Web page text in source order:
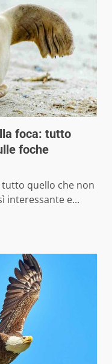
foca: tutto
foche
tutto quello che non
interessante e...